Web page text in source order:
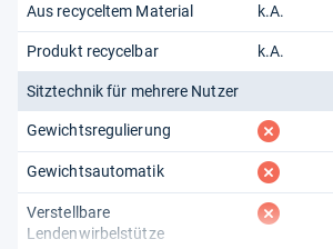
Aus recyceltem Material k.A.
Produkt recycelbar k.A.
Sitztechnik für mehrere Nutzer
Gewichtsregulierung fehlt
Gewichtsautomatik fehlt
Verstellbare
Lendenwirbelstütze
fehlt